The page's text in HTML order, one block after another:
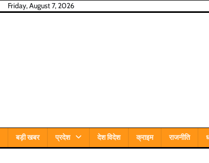
SkipFriday, August 7, 2026
बड़ी खबर प्रदेश देश विदेश क्राइम राजनीति